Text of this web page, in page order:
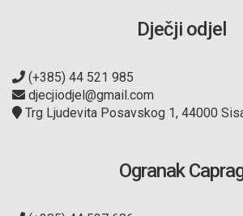
Dječji odjel
(+385) 44 521 985
djecjiodjel@gmail.com
Trg Ljudevita Posavskog 1, 44000
Ogranak